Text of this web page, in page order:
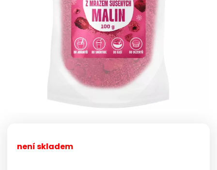
není skladem